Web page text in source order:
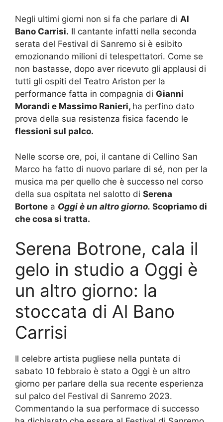
Negli ultimi giorni non si fa che parlare di Al
Bano Carrisi. Il cantante infatti nella seconda
serata del Festival di Sanremo si è esibito
emozionando milioni di telespettatori. Come se
non bastasse, dopo aver ricevuto gli applausi di
tutti gli ospiti del Teatro Ariston per la
performance fatta in compagnia di Gianni
Morandi e Massimo Ranieri, ha perfino dato
prova della sua resistenza fisica facendo le
flessioni sul palco.
Nelle scorse ore, poi, il cantane di Cellino San
Marco ha fatto di nuovo parlare di sé, non per la
musica ma per quello che è successo nel corso
della sua ospitata nel salotto di Serena
Bortone a Oggi è un altro giorno. Scopriamo di
che cosa si tratta.
Serena Botrone, cala il
gelo in studio a Oggi è
un altro giorno: la
stoccata di Al Bano
Carrisi
Il celebre artista pugliese nella puntata di
sabato 10 febbraio è stato a Oggi è un altro
giorno per parlare della sua recente esperienza
sul palco del Festival di Sanremo 2023.
Commentando la sua performace di successo